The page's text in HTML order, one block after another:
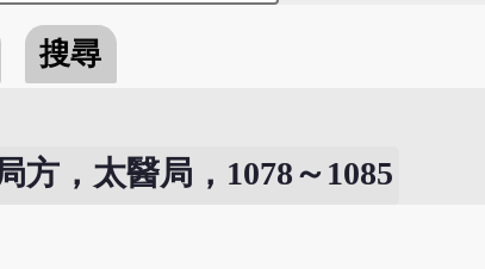
搜尋
方，太醫局，1078～1085